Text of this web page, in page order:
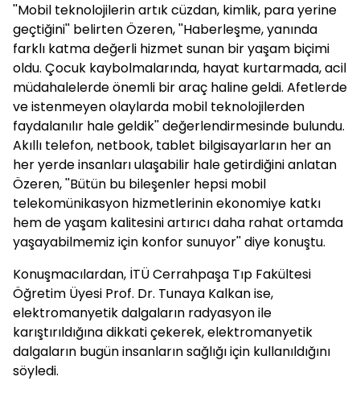
''Mobil teknolojilerin artık cüzdan, kimlik, para yerine
geçtiğini'' belirten Özeren, ''Haberleşme, yanında
farklı katma değerli hizmet sunan bir yaşam biçimi
oldu. Çocuk kaybolmalarında, hayat kurtarmada, acil
müdahalelerde önemli bir araç haline geldi. Afetlerde
ve istenmeyen olaylarda mobil teknolojilerden
faydalanılır hale geldik'' değerlendirmesinde bulundu.
Akıllı telefon, netbook, tablet bilgisayarların her an
her yerde insanları ulaşabilir hale getirdiğini anlatan
Özeren, ''Bütün bu bileşenler hepsi mobil
telekomünikasyon hizmetlerinin ekonomiye katkı
hem de yaşam kalitesini artırıcı daha rahat ortamda
yaşayabilmemiz için konfor sunuyor'' diye konuştu.
Konuşmacılardan, İTÜ Cerrahpaşa Tıp Fakültesi
Öğretim Üyesi Prof. Dr. Tunaya Kalkan ise,
elektromanyetik dalgaların radyasyon ile
karıştırıldığına dikkati çekerek, elektromanyetik
dalgaların bugün insanların sağlığı için kullanıldığını
söyledi.